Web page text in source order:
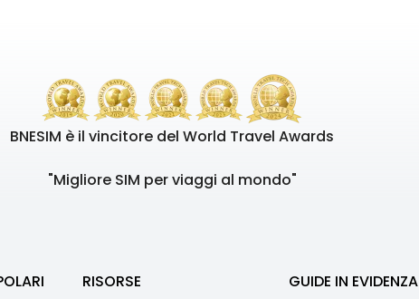
BNESIM è il vincitore del World Travel Awards
"Migliore SIM per viaggi al mondo"
RISORSE GUIDE IN EVIDENZA